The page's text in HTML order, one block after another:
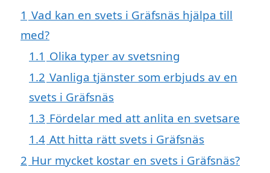
1 Vad kan en svets i Gräfsnäs hjälpa till
med?
1.1 Olika typer av svetsning
1.2 Vanliga tjänster som erbjuds av en
svets i Gräfsnäs
1.3 Fördelar med att anlita en svetsare
1.4 Att hitta rätt svets i Gräfsnäs
2 Hur mycket kostar en svets i Gräfsnäs?